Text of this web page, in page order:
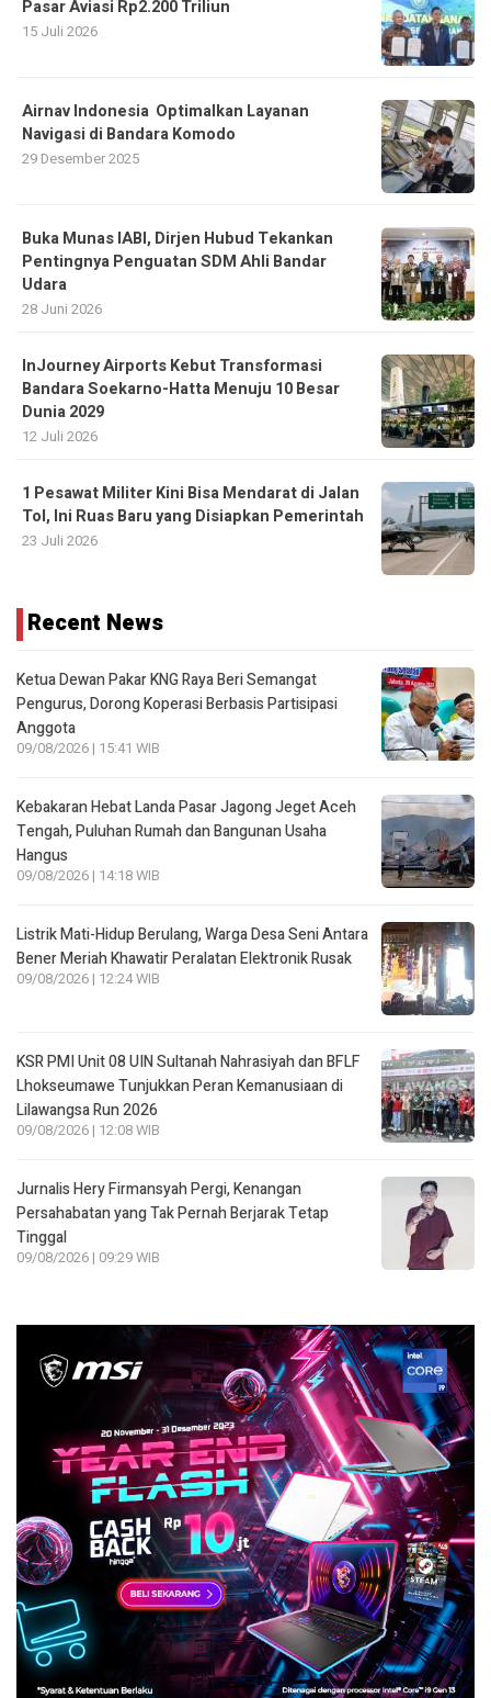
Pasar Aviasi Rp2.200 Triliun
15 Juli 2026
Airnav Indonesia Optimalkan Layanan
Navigasi di Bandara Komodo
29 Desember 2025
Buka Munas IABI, Dirjen Hubud Tekankan
Pentingnya Penguatan SDM Ahli Bandar
Udara
28 Juni 2026
InJourney Airports Kebut Transformasi
Bandara Soekarno-Hatta Menuju 10 Besar
Dunia 2029
12 Juli 2026
1 Pesawat Militer Kini Bisa Mendarat di Jalan
Tol, Ini Ruas Baru yang Disiapkan Pemerintah
23 Juli 2026
Recent News
Ketua Dewan Pakar KNG Raya Beri Semangat
Pengurus, Dorong Koperasi Berbasis Partisipasi
Anggota
09/08/2026 | 15:41 WIB
Kebakaran Hebat Landa Pasar Jagong Jeget Aceh
Tengah, Puluhan Rumah dan Bangunan Usaha
Hangus
09/08/2026 | 14:18 WIB
Listrik Mati-Hidup Berulang, Warga Desa Seni Antara
Bener Meriah Khawatir Peralatan Elektronik Rusak
09/08/2026 | 12:24 WIB
KSR PMI Unit 08 UIN Sultanah Nahrasiyah dan BFLF
Lhokseumawe Tunjukkan Peran Kemanusiaan di
Lilawangsa Run 2026
09/08/2026 | 12:08 WIB
Jurnalis Hery Firmansyah Pergi, Kenangan
Persahabatan yang Tak Pernah Berjarak Tetap
Tinggal
09/08/2026 | 09:29 WIB